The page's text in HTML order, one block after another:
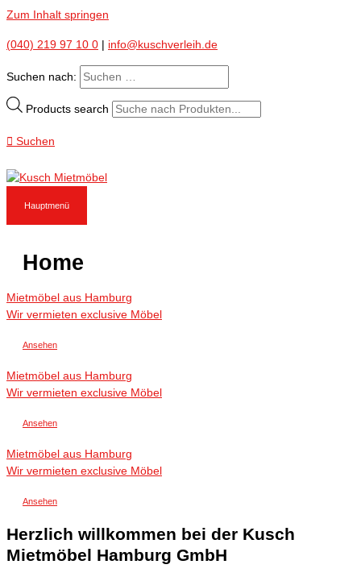
Zum Inhalt springen
(040) 219 97 10 0 info@kuschverleih.de
Suchen nach:
Products search
Suchen
Hauptmenü
Home
Mietmöbel aus Hamburg
Wir vermieten exclusive Möbel
Ansehen
Mietmöbel aus Hamburg
Wir vermieten exclusive Möbel
Ansehen
Mietmöbel aus Hamburg
Wir vermieten exclusive Möbel
Ansehen
Herzlich willkommen bei der Kusch
Mietmöbel Hamburg GmbH